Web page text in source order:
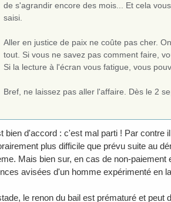
de s'agrandir encore des mois... Et cela
saisi.
Aller en justice de paix ne coûte pas cher.
tout. Si vous ne savez pas comment faire,
Si la lecture à l'écran vous fatigue, vous
Bref, ne laissez pas aller l'affaire. Dès le 2
bien d'accord : c'est mal parti ! Par contre
plus difficile que prévu suite au
Mais bien sur, en cas de non-
avisées d'un homme expérimenté en
le renon du bail est prématuré et peut